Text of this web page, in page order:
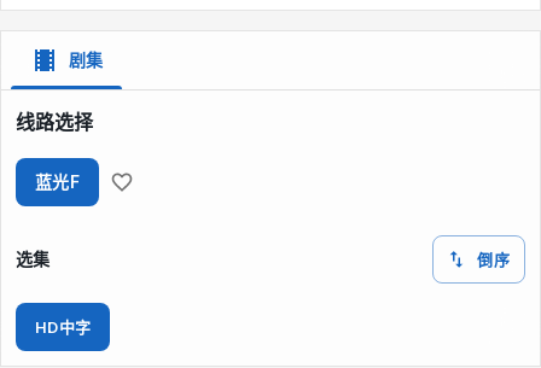
剧集
线路选择
蓝光F
选集 倒序
HD中字